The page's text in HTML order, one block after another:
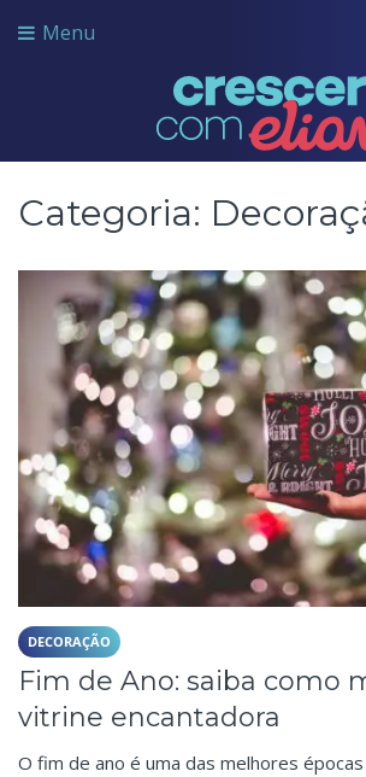
Menu
Crescer com Grupo Elian
Categoria:
DECORAÇÃO
Fim de Ano: saiba como
vitrine encantadora
O fim de ano é uma das melhores